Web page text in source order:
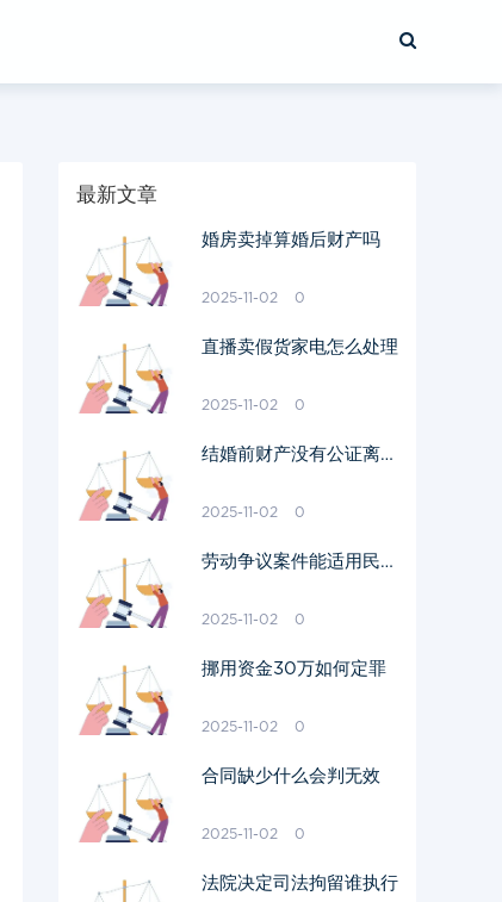
最新文章
婚房卖掉算婚后财产吗
2025-11-02 0
直播卖假货家电怎么处理
2025-11-02 0
结婚前财产没有公证离婚
2025-11-02 0
劳动争议案件能适用民法
2025-11-02 0
挪用资金30万如何定罪
2025-11-02 0
合同缺少什么会判无效
2025-11-02 0
法院决定司法拘留谁执行